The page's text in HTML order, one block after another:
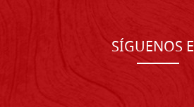
SÍGUENOS